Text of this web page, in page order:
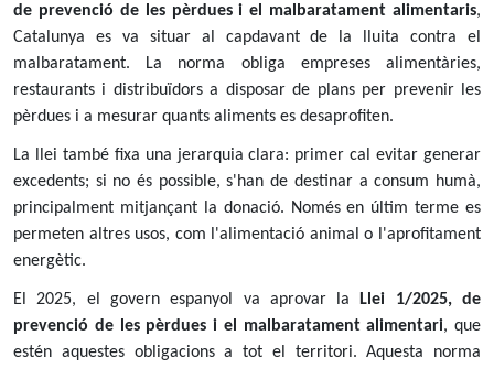
de prevenció de les pèrdues i el malbaratament alimentaris,
Catalunya es va situar al capdavant de la lluita contra el
malbaratament. La norma obliga empreses alimentàries,
restaurants i distribuïdors a disposar de plans per prevenir les
pèrdues i a mesurar quants aliments es desaprofiten.
La llei també fixa una jerarquia clara: primer cal evitar generar
excedents; si no és possible, s'han de destinar a consum humà,
principalment mitjançant la donació. Només en últim terme es
permeten altres usos, com l'alimentació animal o l'aprofitament
energètic.
El 2025, el govern espanyol va aprovar la
Llei 1/2025, de
prevenció de les pèrdues i el malbaratament alimentari, que
estén aquestes obligacions a tot el territori. Aquesta norma